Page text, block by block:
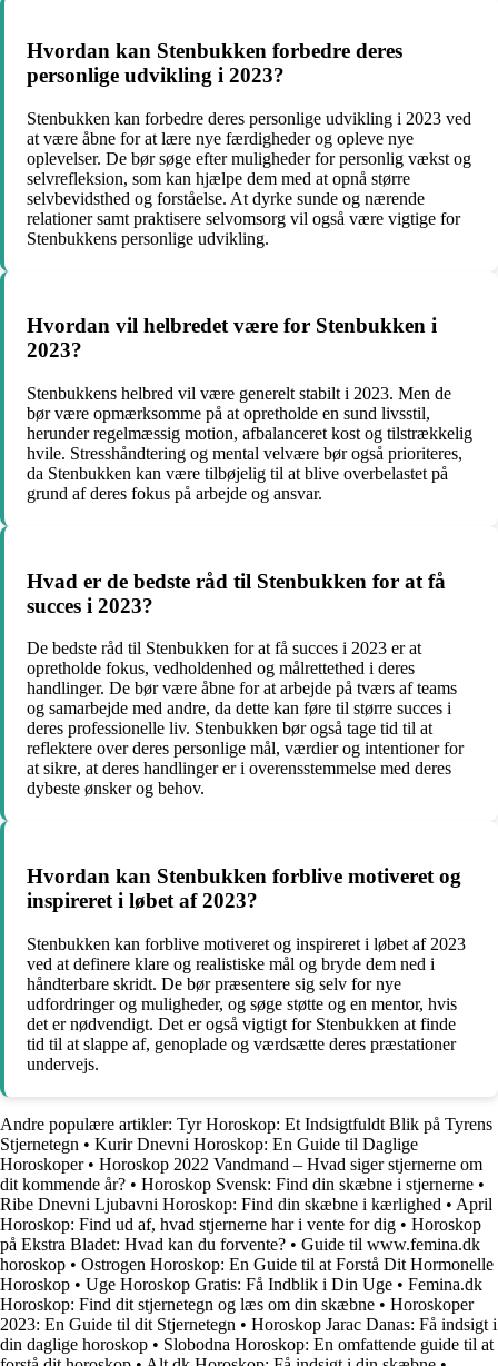
Hvordan kan Stenbukken forbedre deres
personlige udvikling i 2023?
Stenbukken kan forbedre deres personlige udvikling i 2023 ved
at være åbne for at lære nye færdigheder og opleve nye
oplevelser. De bør søge efter muligheder for personlig vækst og
selvrefleksion, som kan hjælpe dem med at opnå større
selvbevidsthed og forståelse. At dyrke sunde og nærende
relationer samt praktisere selvomsorg vil også være vigtige for
Stenbukkens personlige udvikling.
Hvordan vil helbredet være for Stenbukken i
2023?
Stenbukkens helbred vil være generelt stabilt i 2023. Men de
bør være opmærksomme på at opretholde en sund livsstil,
herunder regelmæssig motion, afbalanceret kost og tilstrækkelig
hvile. Stresshåndtering og mental velvære bør også prioriteres,
da Stenbukken kan være tilbøjelig til at blive overbelastet på
grund af deres fokus på arbejde og ansvar.
Hvad er de bedste råd til Stenbukken for at få
succes i 2023?
De bedste råd til Stenbukken for at få succes i 2023 er at
opretholde fokus, vedholdenhed og målrettethed i deres
handlinger. De bør være åbne for at arbejde på tværs af teams
og samarbejde med andre, da dette kan føre til større succes i
deres professionelle liv. Stenbukken bør også tage tid til at
reflektere over deres personlige mål, værdier og intentioner for
at sikre, at deres handlinger er i overensstemmelse med deres
dybeste ønsker og behov.
Hvordan kan Stenbukken forblive motiveret og
inspireret i løbet af 2023?
Stenbukken kan forblive motiveret og inspireret i løbet af 2023
ved at definere klare og realistiske mål og bryde dem ned i
håndterbare skridt. De bør præsentere sig selv for nye
udfordringer og muligheder, og søge støtte og en mentor, hvis
det er nødvendigt. Det er også vigtigt for Stenbukken at finde
tid til at slappe af, genoplade og værdsætte deres præstationer
undervejs.
Andre populære artikler: Tyr Horoskop: Et Indsigtfuldt Blik på Tyrens
Stjernetegn • Kurir Dnevni Horoskop: En Guide til Daglige
Horoskoper• Horoskop 2022 Vandmand – Hvad siger stjernerne om
dit kommende år? • Horoskop Svensk: Find din skæbne i stjernerne •
Ribe Dnevni Ljubavni Horoskop: Find din skæbne i kærlighed • April
Horoskop: Find ud af, hvad stjernerne har i vente for dig • Horoskop
på Ekstra Bladet: Hvad kan du forvente? • Guide til www.femina.dk
horoskop • Ostrogen Horoskop: En Guide til at Forstå Dit Hormonelle
Horoskop • Uge Horoskop Gratis: Få Indblik i Din Uge • Femina.dk
Horoskop: Find dit stjernetegn og læs om din skæbne • Horoskoper
2023: En Guide til dit Stjernetegn • Horoskop Jarac Danas: Få indsigt i
din daglige horoskop • Slobodna Horoskop: En omfattende guide til at